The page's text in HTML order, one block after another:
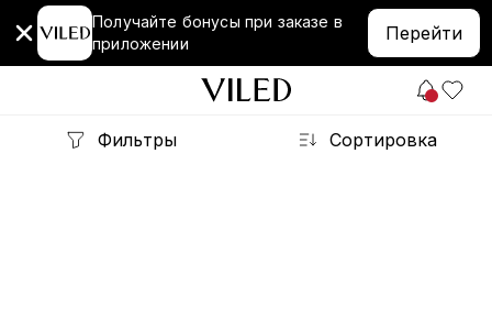
Получайте бонусы при заказе в
приложении
Перейти
Фильтры Сортировка